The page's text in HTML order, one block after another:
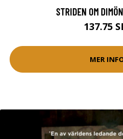
STRIDEN OM
137.75
MER